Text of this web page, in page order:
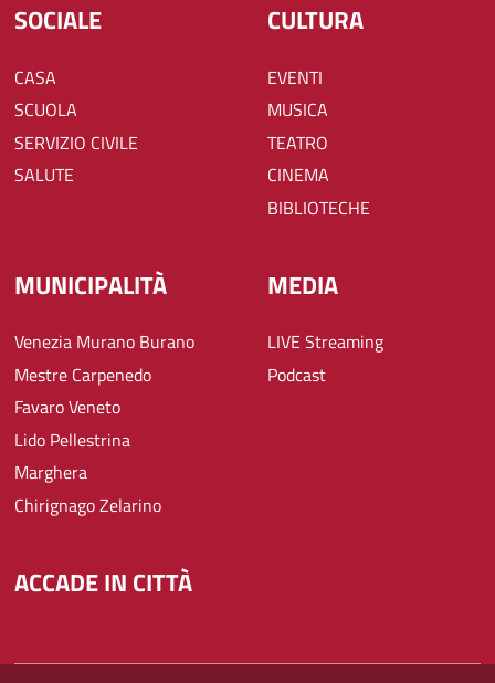
SOCIALE
CASA
SCUOLA
SERVIZIO CIVILE
SALUTE
CULTURA
EVENTI
MUSICA
TEATRO
CINEMA
BIBLIOTECHE
MUNICIPALITÀ
Venezia Murano Burano
Mestre Carpenedo
Favaro Veneto
Lido Pellestrina
Marghera
Chirignago Zelarino
MEDIA
LIVE Streaming
Podcast
ACCADE IN CITTÀ